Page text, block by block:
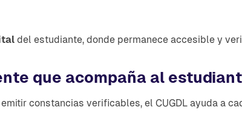
del estudiante, donde permanece accesible y
que acompaña al
constancias verificables, el CUGDL ayuda a